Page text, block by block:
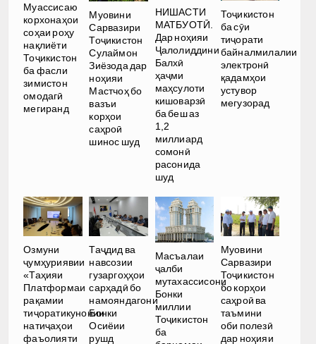
Муассисаю
корхонаҳои
соҳаи роҳу
нақлиёти
Тоҷикистон
ба фасли
зимистон
омодагӣ
мегиранд
Муовини
Сарвазири
Тоҷикистон
Сулаймон
Зиёзода дар
ноҳияи
Мастчоҳ бо
вазъи
корҳои
саҳроӣ
шинос шуд
НИШАСТИ
МАТБУОТӢ.
Дар ноҳияи
Ҷалолиддини
Балхӣ
ҳаҷми
маҳсулоти
кишоварзӣ
ба беш аз
1,2
миллиард
сомонӣ
расонида
шуд
Тоҷикистон
ба сӯи
тиҷорати
байналмилалии
электронӣ
қадамҳои
устувор
мегузорад
Озмуни
ҷумҳуриявии
«Таҳияи
Платформаи
рақамии
тиҷоратикунонии
натиҷаҳои
фаъолияти
Таҷдид ва
навсозии
гузаргоҳҳои
сарҳадӣ бо
намояндагони
Бонки
Осиёии
рушд
Масъалаи
ҷалби
мутахассисони
Бонки
миллии
Тоҷикистон
ба
Муовини
Сарвазири
Тоҷикистон
бо корҳои
саҳроӣ ва
таъмини
оби полезӣ
дар ноҳияи